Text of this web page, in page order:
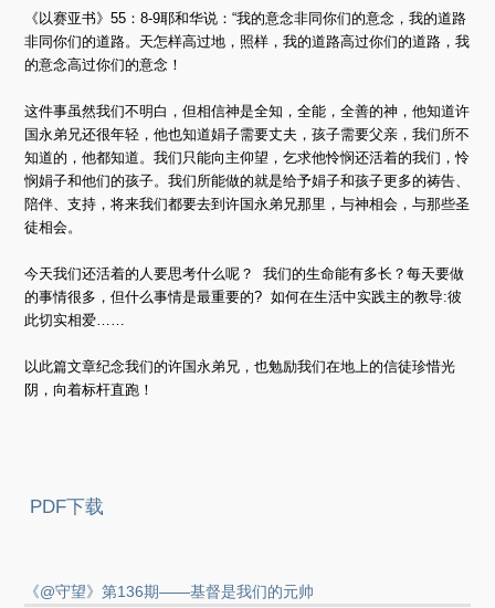
《以赛亚书》55：8-9耶和华说：“我的意念非同你们的意念，我的道路
非同你们的道路。天怎样高过地，照样，我的道路高过你们的道路，我
的意念高过你们的意念！
这件事虽然我们不明白，但相信神是全知，全能，全善的神，他知道许
国永弟兄还很年轻，他也知道娟子需要丈夫，孩子需要父亲，我们所不
知道的，他都知道。我们只能向主仰望，乞求他怜悯还活着的我们，怜
悯娟子和他们的孩子。我们所能做的就是给予娟子和孩子更多的祷告、
陪伴、支持，将来我们都要去到许国永弟兄那里，与神相会，与那些圣
徒相会。
今天我们还活着的人要思考什么呢？ 我们的生命能有多长？每天要做
的事情很多，但什么事情是最重要的? 如何在生活中实践主的教导:彼
此切实相爱……
以此篇文章纪念我们的许国永弟兄，也勉励我们在地上的信徒珍惜光
阴，向着标杆直跑！
PDF下载
《@守望》第136期——基督是我们的元帅